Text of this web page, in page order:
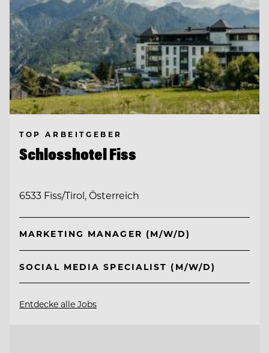
TOP ARBEITGEBER
Schlosshotel Fiss
6533 Fiss/Tirol, Österreich
MARKETING MANAGER (M/W/D)
SOCIAL MEDIA SPECIALIST (M/W/D)
Entdecke alle Jobs